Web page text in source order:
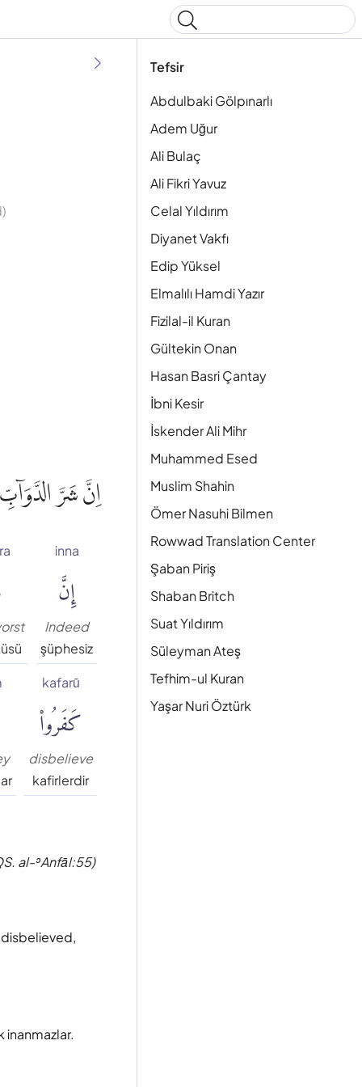
Tefsir
Abdulbaki Gölpınarlı
Adem Uğur
Ali Bulaç
Ali Fikri Yavuz
Celal Yıldırım
Diyanet Vakfı
Edip Yüksel
Elmalılı Hamdi Yazır
Fizilal-il Kuran
Gültekin Onan
Hasan Basri Çantay
İbni Kesir
İskender Ali Mihr
Muhammed Esed
Muslim Shahin
Ömer Nasuhi Bilmen
Rowwad Translation Center
Şaban Piriş
Shaban Britch
Suat Yıldırım
Süleyman Ateş
Tefhim-ul Kuran
Yaşar Nuri Öztürk
اِنَّ شَرَّ
inna
إِنَّ
Indeed
şüphesiz
kafarū
كَفَرُوا۟
disbelieve
kafirlerdir
al-ʾAnfāl:55)
inanmazlar.